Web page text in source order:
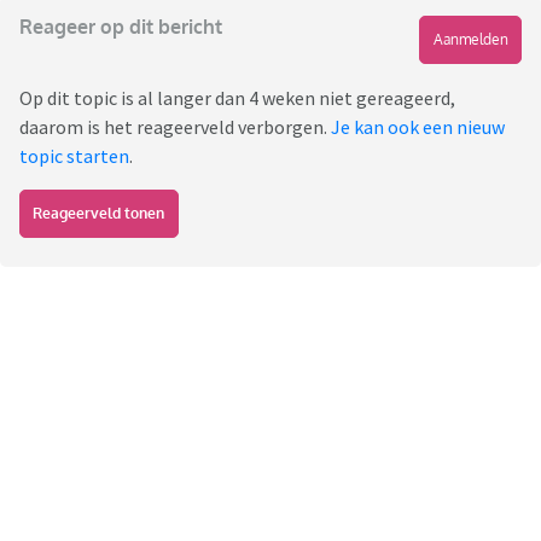
Reageer op dit bericht
Aanmelden
Op dit topic is al langer dan 4 weken niet gereageerd,
daarom is het reageerveld verborgen. Je kan ook een nieuw
topic starten.
Reageerveld tonen